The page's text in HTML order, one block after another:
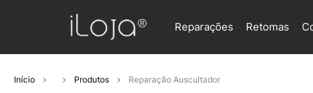
Reparações Retomas
Início Produtos Reparação Auscultador